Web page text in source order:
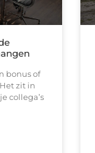
bonus of
zit in
collega’s